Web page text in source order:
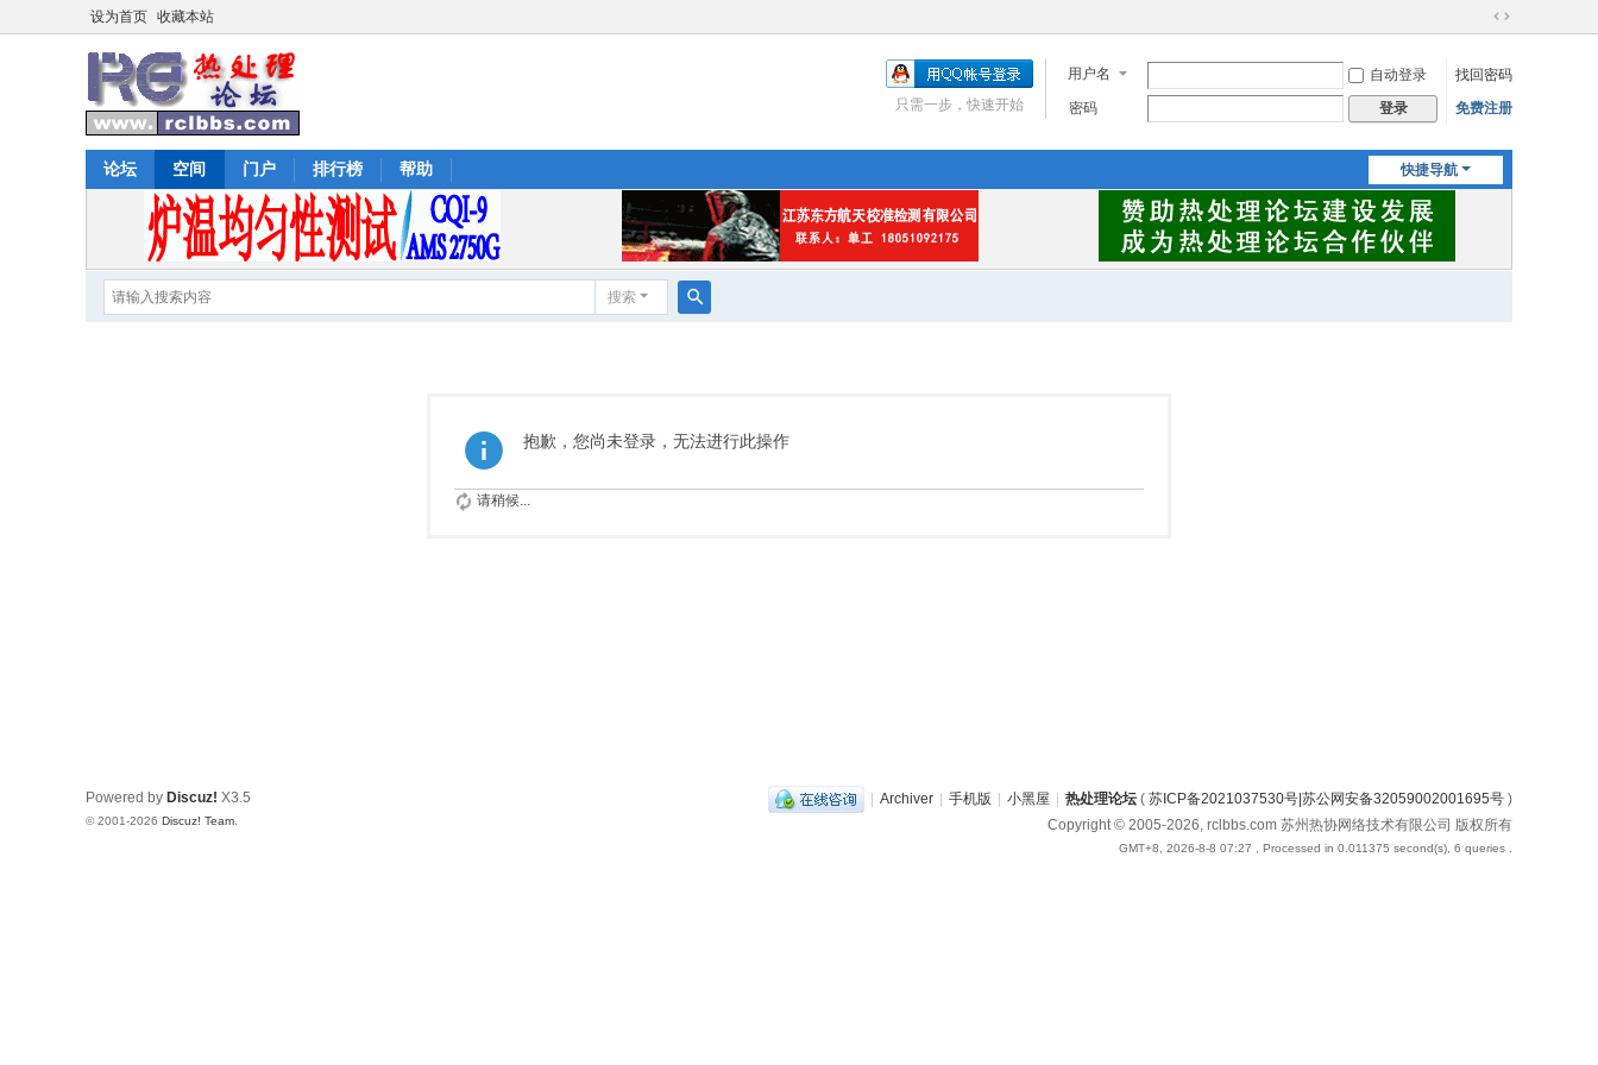
设为首页 收藏本站
切
到
宽
用户名 自动登录
找回密码
密码
登录 免费注册
只需一步，快速开始
快捷导航
论坛 空间 门户 排行榜 帮助
搜索
抱歉，您尚未登录，无法进行此操作
请稍候...
| Archiver | 手机版 | 小黑屋 | 热处理论坛 ( 苏ICP备2021037530号|苏公网安备32059002001695号 )
Copyright © 2005-2026, rclbbs.com 苏州热协网络技术有限公司 版权所有
GMT+8, 2026-8-8 07:27 , Processed in 0.011375 second(s), 6 queries .
Powered by Discuz! X3.5
© 2001-2026 Discuz! Team